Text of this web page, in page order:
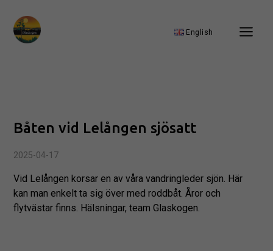
English
Båten vid Lelången sjösatt
2025-04-17
Vid Lelången korsar en av våra vandringleder sjön. Här
kan man enkelt ta sig över med roddbåt. Åror och
flytvästar finns. Hälsningar, team Glaskogen.